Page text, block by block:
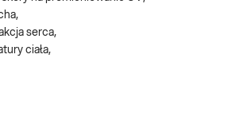
serca,
ciała,